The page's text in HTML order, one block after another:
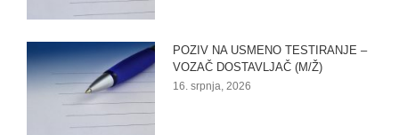
POZIV NA USMENO TESTIRANJE –
VOZAČ DOSTAVLJAČ (M/Ž)
16. srpnja, 2026